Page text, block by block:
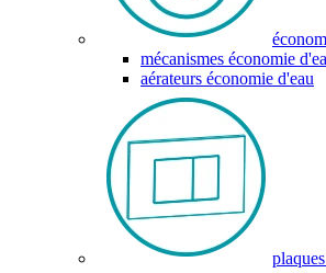
mécanismes économie
aérateurs économie d'eau